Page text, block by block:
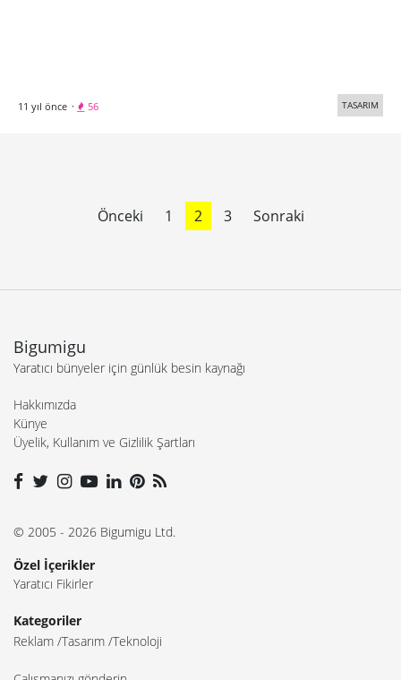
11 yıl önce · 56 TASARIM
Önceki 1 2 3 Sonraki
Bigumigu
Yaratıcı bünyeler için günlük besin kaynağı
Hakkımızda
Künye
Üyelik, Kullanım ve Gizlilik Şartları
© 2005 - 2026 Bigumigu Ltd.
Özel İçerikler
Yaratıcı Fikirler
Kategoriler
Reklam Tasarım Teknoloji